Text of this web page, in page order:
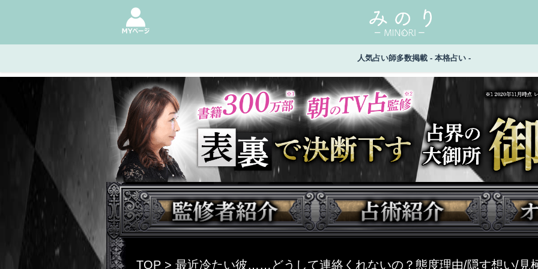
人気占い師多数掲載 - 本格占い -
TOP > 最近冷たい彼……どうして連絡くれないの？態度理由/隠す想い/見